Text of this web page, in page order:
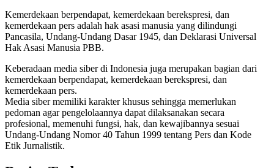
Kemerdekaan berpendapat, kemerdekaan berekspresi, dan
kemerdekaan pers adalah hak asasi manusia yang dilindungi
Pancasila, Undang-Undang Dasar 1945, dan Deklarasi Universal
Hak Asasi Manusia PBB.
Keberadaan media siber di Indonesia juga merupakan bagian dari
kemerdekaan berpendapat, kemerdekaan berekspresi, dan
kemerdekaan pers.
Media siber memiliki karakter khusus sehingga memerlukan
pedoman agar pengelolaannya dapat dilaksanakan secara
profesional, memenuhi fungsi, hak, dan kewajibannya sesuai
Undang-Undang Nomor 40 Tahun 1999 tentang Pers dan Kode
Etik Jurnalistik.